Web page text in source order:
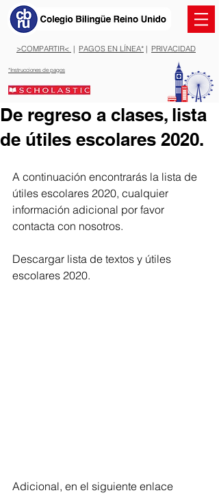
>COMPARTIR< | PAGOS EN LÍNEA* | PRIVACIDAD
*Instrucciones de pagos
De regreso a clases, lista
de útiles escolares 2020.
A continuación encontrarás la lista de
útiles escolares 2020, cualquier
información adicional por favor
contacta con nosotros.
Descargar lista de textos y útiles
escolares 2020.
Adicional, en el siguiente enlace